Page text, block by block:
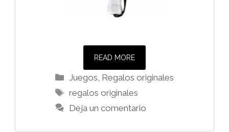
READ MORE
Categorías
Juegos Regalos originales
Etiquetas
regalos originales
Deja un comentario